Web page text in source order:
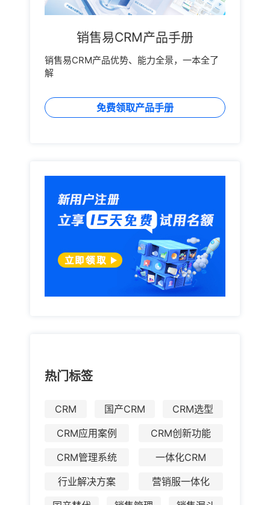
销售易CRM产品手册
销售易CRM产品优势、能力全景，一本全了
CRM 国产CRM
CRM选型
CRM应用案例
CRM创新功能
CRM管理系统
一体化CRM
行业解决方案
营销服一体化